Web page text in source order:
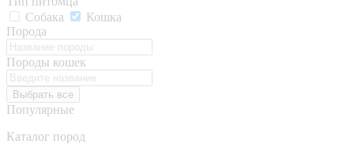
Собака
Кошка
Порода
Породы кошек
Выбрать все
Популярные
Каталог пород